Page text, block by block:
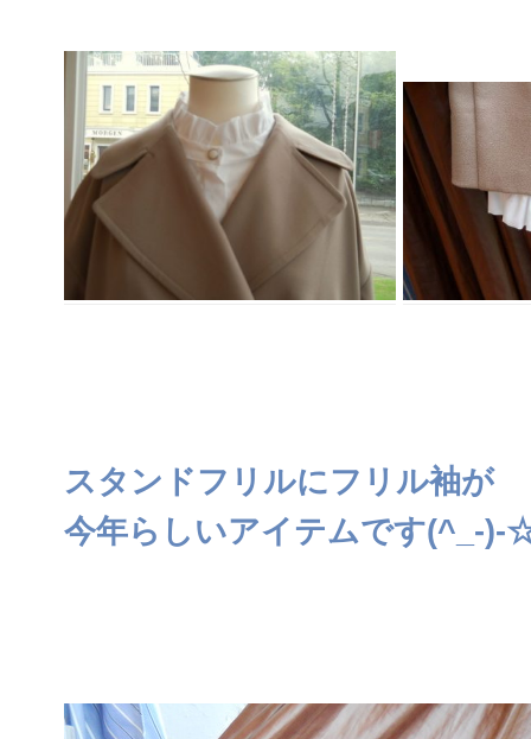
スタンドフリルにフリル袖が
今年らしいアイテムです(^_-)-